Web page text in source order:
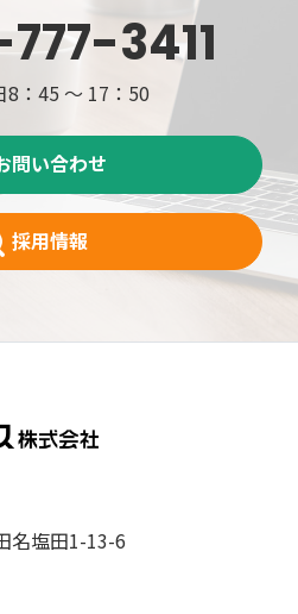
3411
8：45 ～ 17：50
問い合わせ
採用情報
名塩田1-13-6